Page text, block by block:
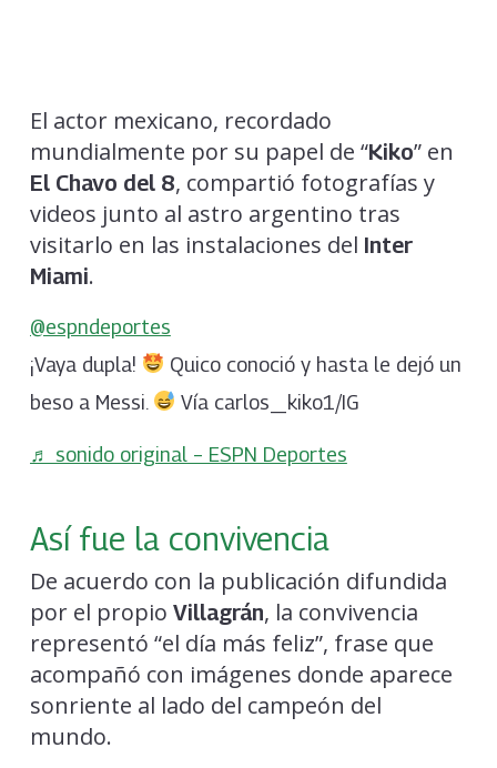
El actor mexicano, recordado
mundialmente por su papel de “Kiko” en
El Chavo del 8, compartió fotografías y
videos junto al astro argentino tras
visitarlo en las instalaciones del Inter
Miami.
@espndeportes
¡Vaya dupla!
Quico conoció y hasta le dejó un
beso a Messi.
Vía carlos_kiko1/IG
♬ sonido original – ESPN Deportes
Así fue la convivencia
De acuerdo con la publicación difundida
por el propio Villagrán, la convivencia
representó “el día más feliz”, frase que
acompañó con imágenes donde aparece
sonriente al lado del campeón del
mundo.